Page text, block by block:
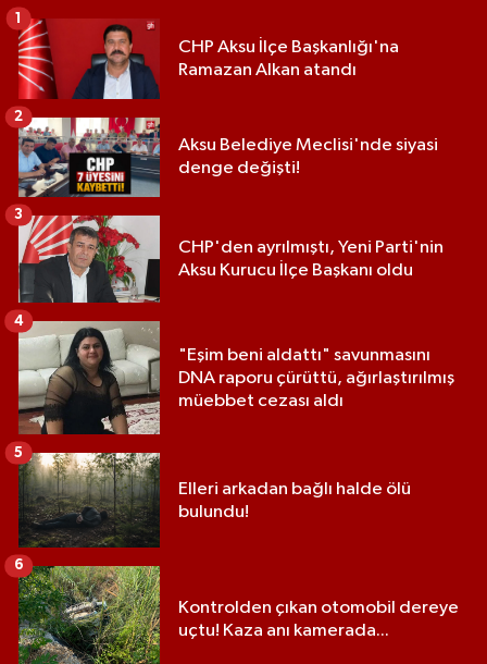
CHP Aksu İlçe Başkanlığı'na
Ramazan Alkan atandı
1
Aksu Belediye Meclisi'nde siyasi
denge değişti!
2
CHP'den ayrılmıştı, Yeni Parti'nin
Aksu Kurucu İlçe Başkanı oldu
3
"Eşim beni aldattı" savunmasını
DNA raporu çürüttü, ağırlaştırılmış
müebbet cezası aldı
4
Elleri arkadan bağlı halde ölü
bulundu!
5
Kontrolden çıkan otomobil dereye
uçtu! Kaza anı kamerada...
6